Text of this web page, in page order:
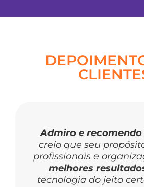
Admiro e recomendo
creio que seu
profissionais e
melhores
tecnologia do jeito